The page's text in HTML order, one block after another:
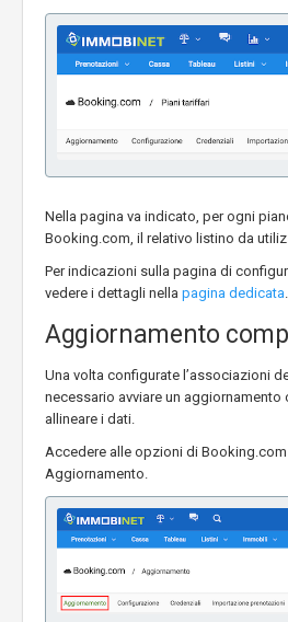
Nella pagina va indicato, per ogni
Booking.com, il relativo listino da
Per indicazioni sulla pagina di
vedere i dettagli nella pagina dedicata.
Aggiornamento
Una volta configurate l’associazioni
necessario avviare un
allineare i dati.
Accedere alle opzioni di
Aggiornamento.